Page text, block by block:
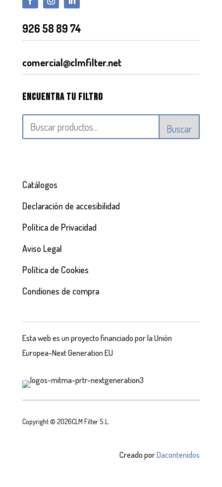
926 58 89 74
comercial@clmfilter.net
Encuentra tu filtro
Buscar
Catálogos
Declaración de accesibilidad
Política de Privacidad
Aviso Legal
Política de Cookies
Condiones de compra
Esta web es un proyecto financiado por la Unión
Europea-Next Generation EU
Copyright © 2026CLM Filter S.L.
Creado porDacontenidos